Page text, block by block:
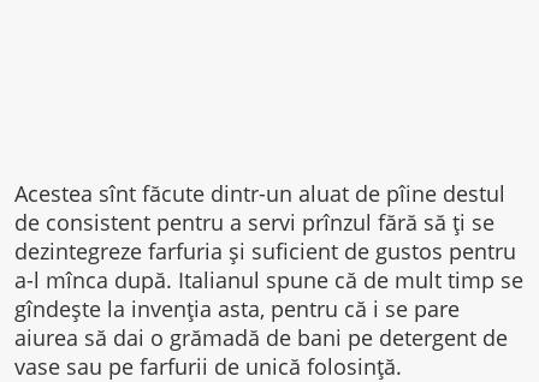
Acestea sînt făcute dintr-un aluat de pîine destul
de consistent pentru a servi prînzul fără să ţi se
dezintegreze farfuria şi suficient de gustos pentru
a-l mînca după. Italianul spune că de mult timp se
gîndeşte la invenţia asta, pentru că i se pare
aiurea să dai o grămadă de bani pe detergent de
vase sau pe farfurii de unică folosinţă.